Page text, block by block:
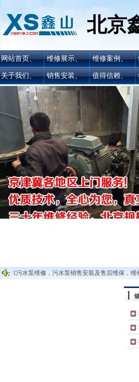
北京
网站首页、
关于我们、
维修展示、
销售安装、
维修案例、
值得信赖、
北京污水泵维修，污水泵销售安装及售后维保，维